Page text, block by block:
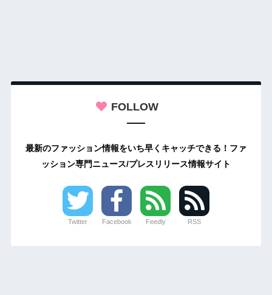
FOLLOW
最新のファッション情報をいち早くキャッチできる！ファ
ッション専門ニュース/プレスリリース情報サイト
Twitter Facebook Feedly RSS